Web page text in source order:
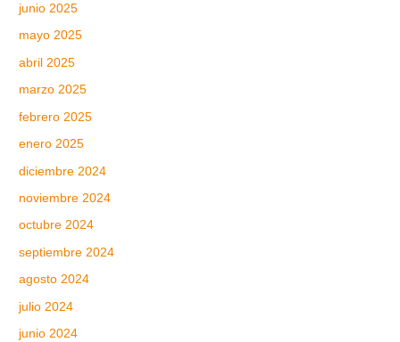
junio 2025
mayo 2025
abril 2025
marzo 2025
febrero 2025
enero 2025
diciembre 2024
noviembre 2024
octubre 2024
septiembre 2024
agosto 2024
julio 2024
junio 2024